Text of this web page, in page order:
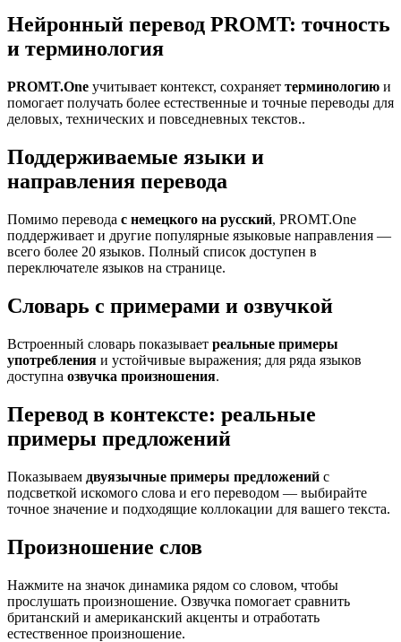
Нейронный перевод PROMT: точность
и терминология
PROMT.One учитывает контекст, сохраняет терминологию и
помогает получать более естественные и точные переводы для
деловых, технических и повседневных текстов..
Поддерживаемые языки и
направления перевода
Помимо перевода с немецкого на русский, PROMT.One
поддерживает и другие популярные языковые направления —
всего более 20 языков. Полный список доступен в
переключателе языков на странице.
Словарь с примерами и озвучкой
Встроенный словарь показывает реальные примеры
употребления и устойчивые выражения; для ряда языков
доступна озвучка произношения.
Перевод в контексте: реальные
примеры предложений
Показываем двуязычные примеры предложений с
подсветкой искомого слова и его переводом — выбирайте
точное значение и подходящие коллокации для вашего текста.
Произношение слов
Нажмите на значок динамика рядом со словом, чтобы
прослушать произношение. Озвучка помогает сравнить
британский и американский акценты и отработать
естественное произношение.